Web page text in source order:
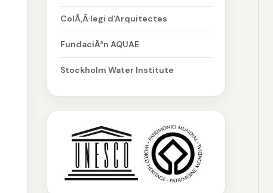
ColÃ‚Â·legi d'Arquitectes
FundaciÃ³n AQUAE
Stockholm Water Institute